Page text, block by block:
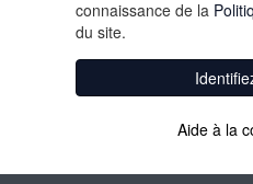
connaissance de la
du site.
Aide à la